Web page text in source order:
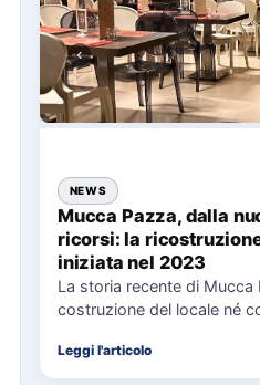
NEWS
Mucca Pazza, dalla
ricorsi: la
iniziata nel 2023
La storia recente di Mucca
costruzione del locale né
Leggi l'articolo